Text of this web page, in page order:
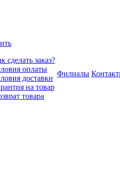
сделать заказ?
оплаты
доставки
на товар
товара
Филиалы